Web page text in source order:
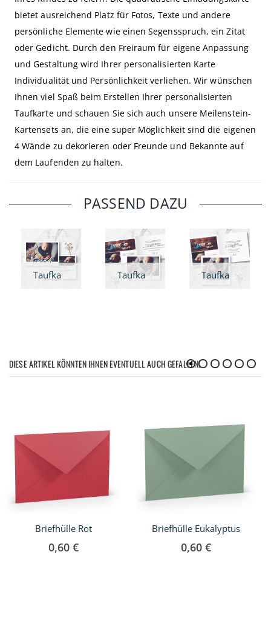
bietet ausreichend Platz für Fotos, Texte und andere
persönliche Elemente wie einen Segensspruch, ein Zitat
oder Gedicht. Durch den Freiraum für eigene Anpassung
und Gestaltung wird Ihrer personalisierten Karte
Individualität und Persönlichkeit verliehen. Wir wünschen
Ihnen viel Spaß beim Erstellen Ihrer personalisierten
Taufkarte und schauen Sie sich auch unsere Meilenstein-
Kartensets an, die eine super Möglichkeit sind die eigenen
4 Wände zu dekorieren oder Freunde und Bekannte auf
dem Laufenden zu halten.
PASSEND DAZU
Taufkarte Kleines Glück - A6 Klappkarte Taufkarte Kleines Glück - Klappkarte quadratisch
DIESE ARTIKEL KÖNNTEN IHNEN EVENTUELL AUCH GEFALLEN!
Briefhülle Rot
0,60 €
Briefhülle Eukalyptus
0,60 €